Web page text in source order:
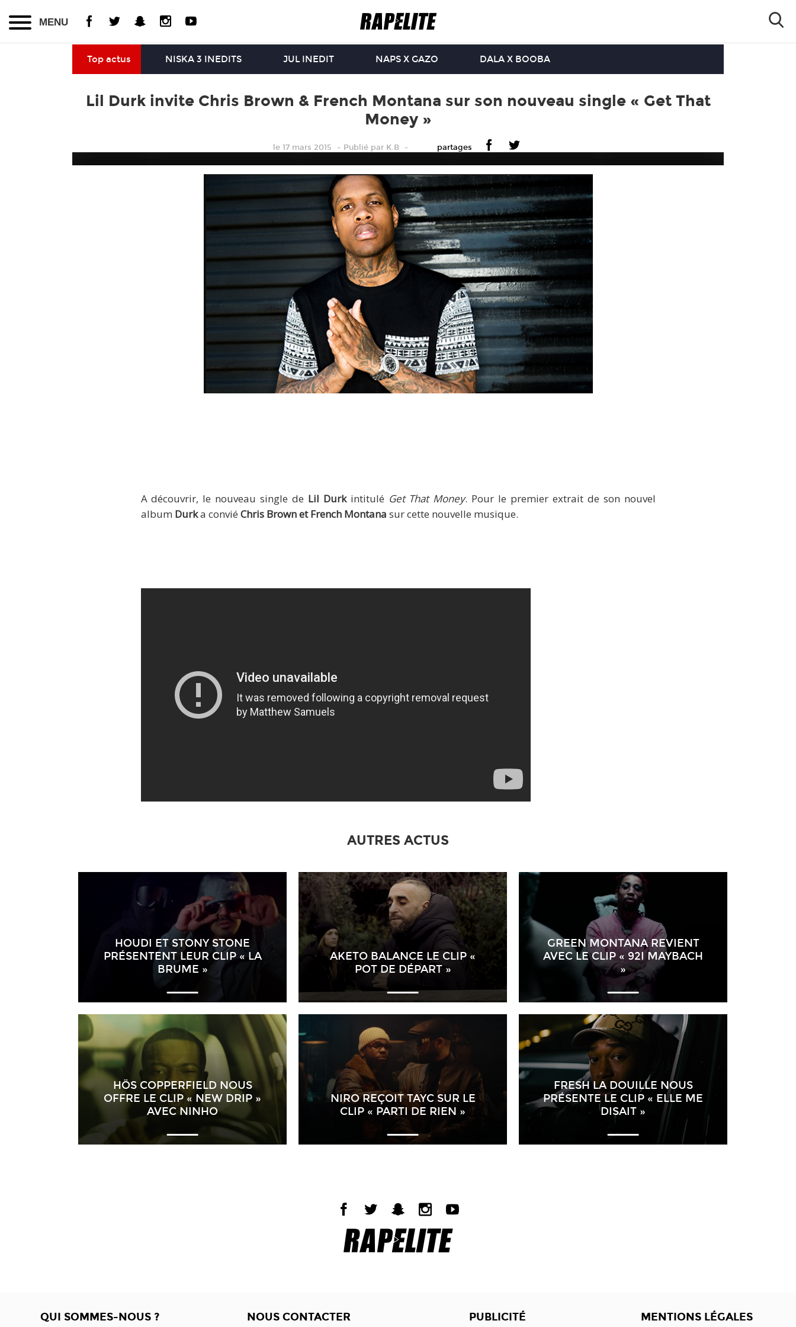
MENU
Top actus NISKA 3 INEDITS JUL INEDIT NAPS X GAZO DALA X BOOBA
Lil Durk invite Chris Brown & French Montana sur son nouveau single « Get That
Money »
le 17 mars 2015 Publié par K.B partages
A découvrir, le nouveau single de Lil Durkintitulé Get That Money. Pour le premier extrait de son nouvel
album Durka convié Chris Brown et French Montana sur cette nouvelle musique.
AUTRES ACTUS
HOUDI ET STONY STONE
PRÉSENTENT LEUR CLIP « LA
BRUME »
AKETO BALANCE LE CLIP «
POT DE DÉPART »
GREEN MONTANA REVIENT
AVEC LE CLIP « 92I MAYBACH
»
HÖS COPPERFIELD NOUS
OFFRE LE CLIP « NEW DRIP »
AVEC NINHO
NIRO REÇOIT TAYC SUR LE
CLIP « PARTI DE RIEN »
FRESH LA DOUILLE NOUS
PRÉSENTE LE CLIP « ELLE ME
DISAIT »
QUI SOMMES-NOUS ? NOUS CONTACTER PUBLICITÉ MENTIONS LÉGALES